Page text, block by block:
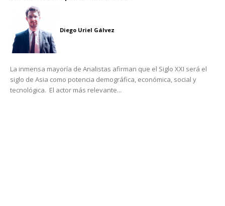
Diego Uriel Gálvez
La inmensa mayoría de Analistas afirman que el Siglo XXI será el
siglo de Asia como potencia demográfica, económica, social y
tecnológica. El actor más relevante...